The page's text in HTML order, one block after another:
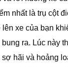
nhất là trụ cột
lên xe của bạn
ra. Lúc này
hãi và hoảng